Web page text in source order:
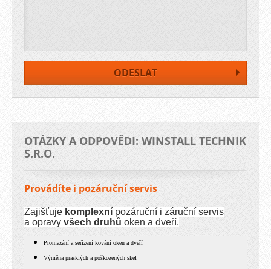
OTÁZKY A ODPOVĚDI: WINSTALL TECHNIK
S.R.O.
Provádíte i pozáruční servis
Zajišťuje komplexní pozáruční i záruční servis
a opravy všech druhů oken a dveří.
Promazání a seřízení kování oken a dveří
Výměna prasklých a poškozených skel